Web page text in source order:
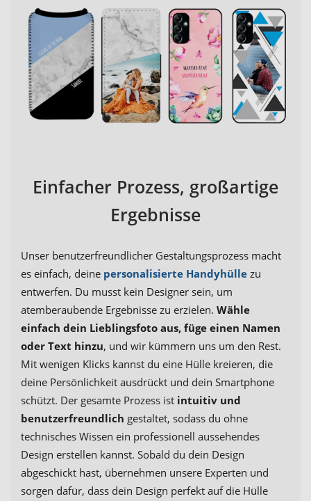
Einfacher Prozess, großartige
Ergebnisse
Unser benutzerfreundlicher Gestaltungsprozess macht
es einfach, deine personalisierte Handyhülle zu
entwerfen. Du musst kein Designer sein, um
atemberaubende Ergebnisse zu erzielen. Wähle
einfach dein Lieblingsfoto aus, füge einen Namen
oder Text hinzu, und wir kümmern uns um den Rest.
Mit wenigen Klicks kannst du eine Hülle kreieren, die
deine Persönlichkeit ausdrückt und dein Smartphone
schützt. Der gesamte Prozess ist intuitiv und
benutzerfreundlich gestaltet, sodass du ohne
technisches Wissen ein professionell aussehendes
Design erstellen kannst. Sobald du dein Design
abgeschickt hast, übernehmen unsere Experten und
sorgen dafür, dass dein Design perfekt auf die Hülle